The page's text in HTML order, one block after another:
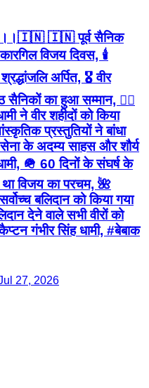
।।🇮🇳 🇮🇳 पूर्व सैनिक
विजय दिवस, 🕯️
अर्पित, 🎖️ वीर
सैनिकों का हुआ सम्मान, 👨‍✈️
ने वीर शहीदों को किया
प्रस्तुतियों ने बांधा
के अदम्य साहस और शौर्य
🪖 60 दिनों के संघर्ष के
था विजय का परचम, 🌺
बलिदान को किया गया
देने वाले सभी वीरों को
गंभीर सिंह धामी, #बेबाक
27, 2026